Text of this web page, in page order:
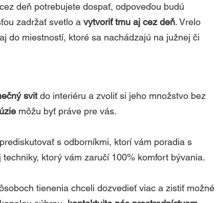
deň potrebujete dospať, odpoveďou budú
zadržať svetlo a vytvoriť tmu aj cez deň. Vrelo
do miestností, ktoré sa nachádzajú na južnej či
svit do interiéru a zvoliť si jeho množstvo bez
môžu byť práve pre vás.
s odborníkmi, ktorí vám poradia s
ktorý vám zaručí 100% komfort bývania.
tienenia chceli dozvedieť viac a zistiť možné